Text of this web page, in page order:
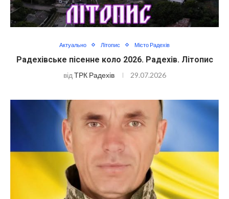
Актуально Літопис Місто Радехів
Радехівське пісенне коло 2026. Радехів. Літопис
від ТРК Радехів 29.07.2026